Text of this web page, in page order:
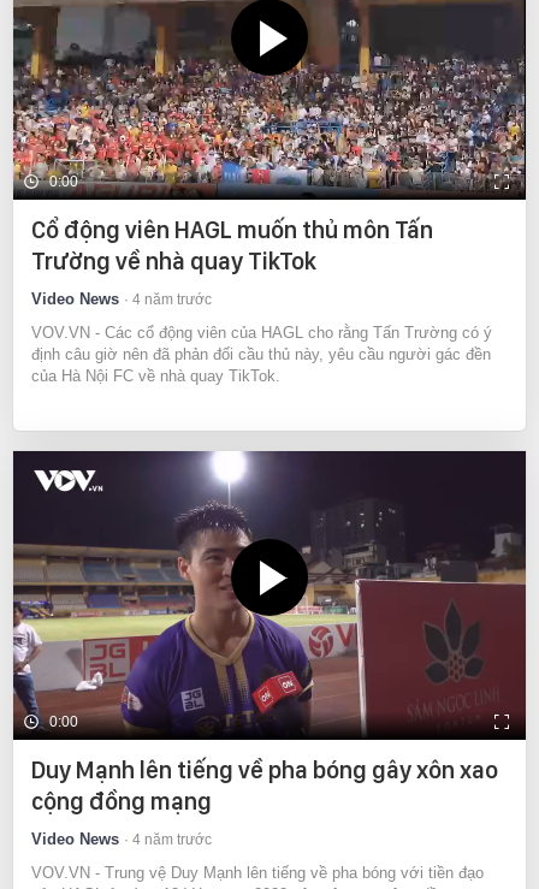
0:00
Cổ động viên HAGL muốn thủ môn Tấn
Trường về nhà quay TikTok
Video News 4 năm trước
VOV.VN - Các cổ động viên của HAGL cho rằng Tấn Trường có ý
định câu giờ nên đã phản đối cầu thủ này, yêu cầu người gác đền
của Hà Nội FC về nhà quay TikTok.
0:00
Duy Mạnh lên tiếng về pha bóng gây xôn xao
cộng đồng mạng
Video News 4 năm trước
VOV.VN - Trung vệ Duy Mạnh lên tiếng về pha bóng với tiền đạo